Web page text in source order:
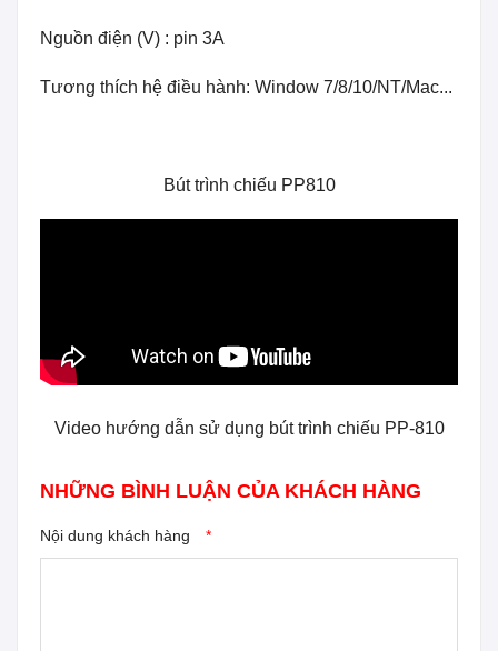
Nguồn điện (V) : pin 3A
Tương thích hệ điều hành: Window 7/8/10/NT/Mac...
Bút trình chiếu PP810
Video hướng dẫn sử dụng bút trình chiếu PP-810
NHỮNG BÌNH LUẬN CỦA KHÁCH HÀNG
Nội dung khách hàng *